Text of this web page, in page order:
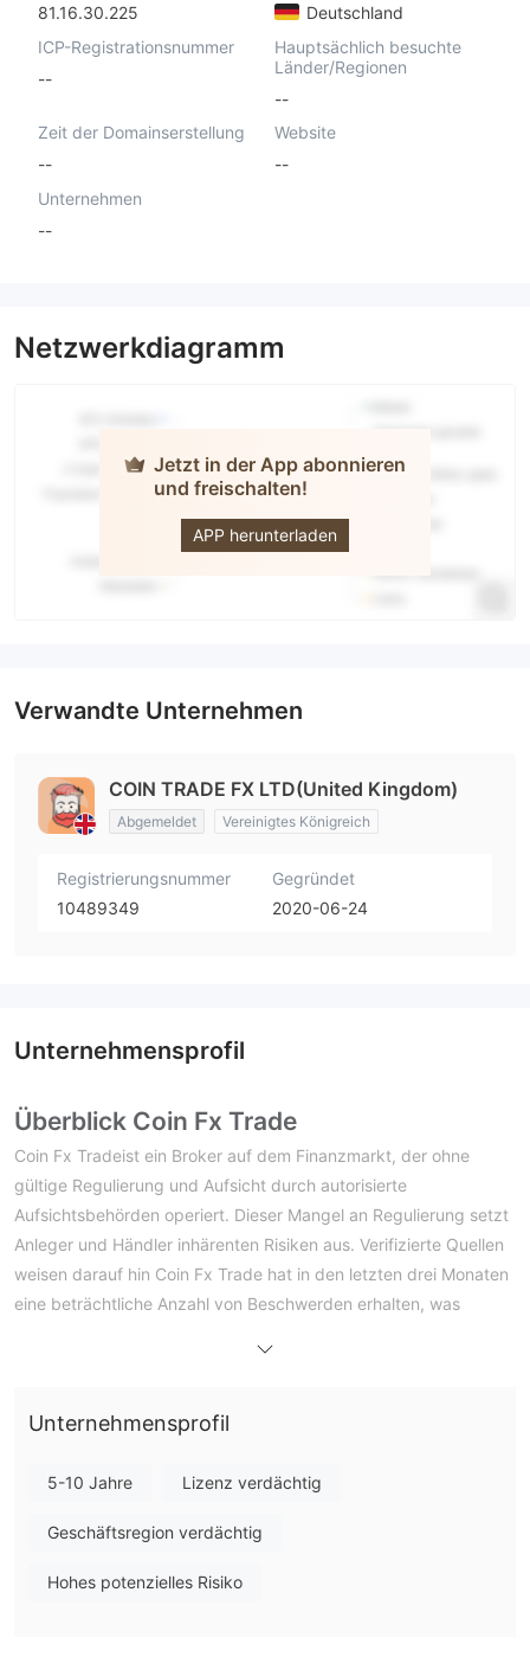
81.16.30.225
Deutschland
ICP-Registrationsnummer
--
Hauptsächlich besuchte
Länder/Regionen
--
Zeit der Domainserstellung
--
Website
--
Unternehmen
--
Netzwerkdiagramm
Jetzt in der App abonnieren
und freischalten!
APP herunterladen
Coin Fx
Verwandte Unternehmen
COIN TRADE FX LTD(United Kingdom)
Abgemeldet Vereinigtes Königreich
Registrierungsnummer
10489349
Gegründet
2020-06-24
Unternehmensprofil
Überblick Coin Fx Trade
Coin Fx Tradeist ein Broker auf dem Finanzmarkt, der ohne
gültige Regulierung und Aufsicht durch autorisierte
Aufsichtsbehörden operiert. Dieser Mangel an Regulierung setzt
Anleger und Händler inhärenten Risiken aus. Verifizierte Quellen
weisen darauf hin Coin Fx Trade hat in den letzten drei Monaten
eine beträchtliche Anzahl von Beschwerden erhalten, was
Dies macht es schwierig, seine Dienstleistungen, seinen Ruf und
Transparenz, was für potenzielle Investoren und Händler ein
und gründliche Nachforschungen anzustellen, bevor Sie
Unternehmensprofil
5-10 Jahre Lizenz verdächtig
Geschäftsregion verdächtig
Hohes potenzielles Risiko